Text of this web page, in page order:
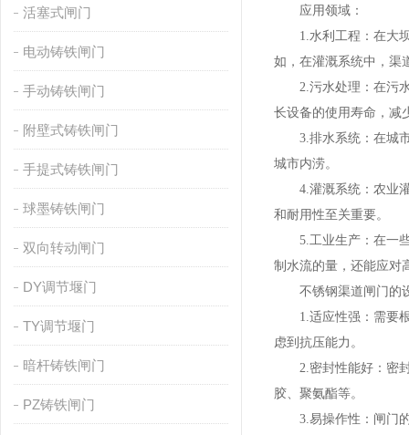
活塞式闸门
电动铸铁闸门
手动铸铁闸门
附壁式铸铁闸门
手提式铸铁闸门
球墨铸铁闸门
双向转动闸门
DY调节堰门
TY调节堰门
暗杆铸铁闸门
PZ铸铁闸门
应用领域：
1.水利工程：在大坝
如，在灌溉系统中，渠
2.污水处理：在污水
长设备的使用寿命，减
3.排水系统：在城市
城市内涝。
4.灌溉系统：农业灌
和耐用性至关重要。
5.工业生产：在一些
制水流的量，还能应对
不锈钢渠道闸门的
1.适应性强：需要根
虑到抗压能力。
2.密封性能好：密封
胶、聚氨酯等。
3.易操作性：闸门的